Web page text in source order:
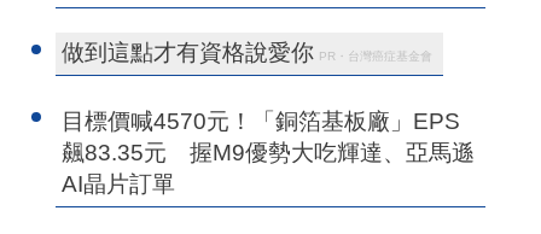
做到這點才有資格說愛你 PR・台灣癌症基金會
目標價喊4570元！「銅箔基板廠」EPS
飆83.35元 握M9優勢大吃輝達、亞馬遜
AI晶片訂單